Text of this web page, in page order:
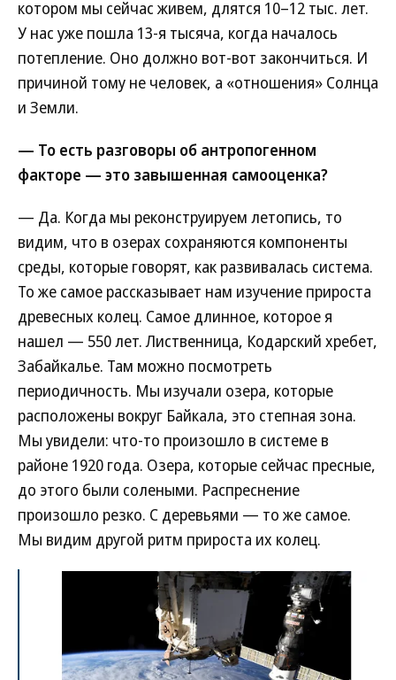
котором мы сейчас живем, длятся 10–12 тыс. лет.
У нас уже пошла 13-я тысяча, когда началось
потепление. Оно должно вот-вот закончиться. И
причиной тому не человек, а «отношения» Солнца
и Земли.
— То есть разговоры об антропогенном
факторе — это завышенная самооценка?
— Да. Когда мы реконструируем летопись, то
видим, что в озерах сохраняются компоненты
среды, которые говорят, как развивалась система.
То же самое рассказывает нам изучение прироста
древесных колец. Самое длинное, которое я
нашел — 550 лет. Лиственница, Кодарский хребет,
Забайкалье. Там можно посмотреть
периодичность. Мы изучали озера, которые
расположены вокруг Байкала, это степная зона.
Мы увидели: что-то произошло в системе в
районе 1920 года. Озера, которые сейчас пресные,
до этого были солеными. Распреснение
произошло резко. С деревьями — то же самое.
Мы видим другой ритм прироста их колец.